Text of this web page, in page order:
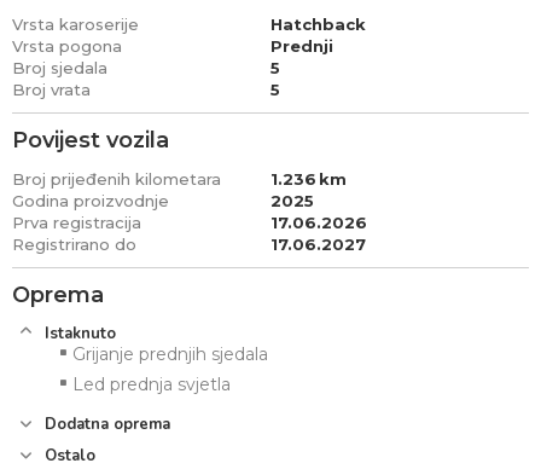
Vrsta karoserije
Hatchback
Vrsta pogona
Prednji
Broj sjedala
5
Broj vrata
5
Povijest vozila
Broj prijeđenih kilometara
1.236
Godina proizvodnje
2025
Prva registracija
17.06.2026
Registrirano do
17.06.2027
Oprema
Istaknuto
Grijanje prednjih sjedala
Led prednja svjetla
Dodatna oprema
Ostalo